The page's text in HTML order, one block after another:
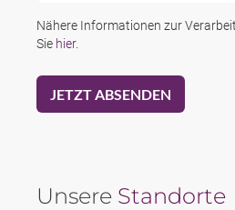
Nähere Informationen zur
Sie hier.
Unsere Standorte